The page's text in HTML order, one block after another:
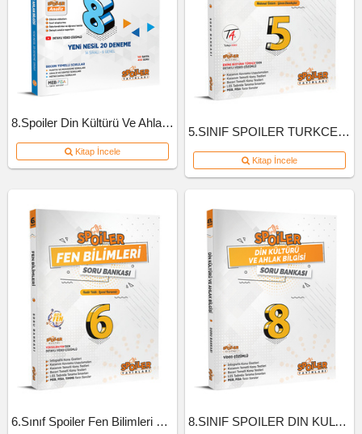
8.Spoiler Din Kültürü Ve Ahlak Bil Branş Deneme
Kitap İncele
5.SINIF SPOILER TURKCE SB 2022
Kitap İncele
6.Sınıf Spoiler Fen Bilimleri Soru Bankası 8.SINIF SPOILER DIN KULTURU SB